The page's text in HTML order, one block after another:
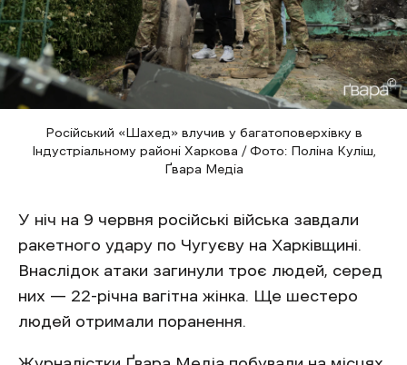
Російський «Шахед» влучив у багатоповерхівку в
Індустріальному районі Харкова / Фото: Поліна Куліш,
Ґвара Медіа
У ніч на 9 червня російські війська завдали
ракетного удару по Чугуєву на Харківщині.
Внаслідок атаки загинули троє людей, серед
них — 22-річна вагітна жінка. Ще шестеро
людей отримали поранення.